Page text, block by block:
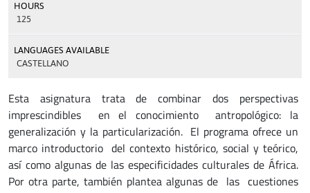
HOURS
125
LANGUAGES AVAILABLE
CASTELLANO
Esta asignatura trata de combinar dos perspectivas
imprescindibles en el conocimiento antropológico: la
generalización y la particularización. El programa ofrece un
marco introductorio del contexto histórico, social y teórico,
así como algunas de las especificidades culturales de África.
Por otra parte, también plantea algunas de las cuestiones